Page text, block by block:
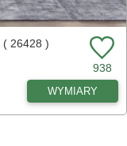
( 26428 )
938
WYMIARY